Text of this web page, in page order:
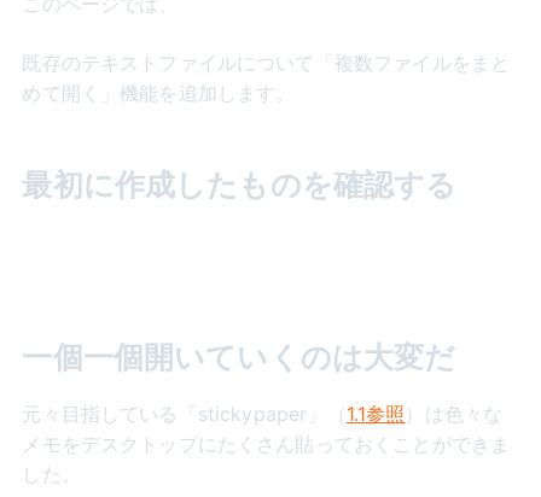
既存のテキストファイルについて「複数ファイルをまと
めて開く」機能を追加します。
最初に作成したものを確認する
一個一個開いていくのは大変だ
元々目指している「stickypaper」（ 1.1参照 ）は色々な
メモをデスクトップにたくさん貼っておくことができま
した。